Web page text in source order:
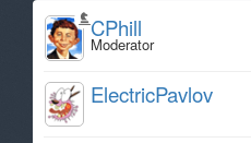
CPhill
Moderator
ElectricPavlov